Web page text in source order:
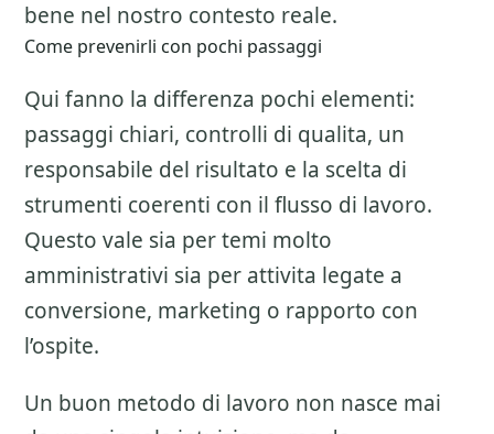
bene nel nostro contesto reale.
Come prevenirli con pochi passaggi
Qui fanno la differenza pochi elementi:
passaggi chiari, controlli di qualita, un
responsabile del risultato e la scelta di
strumenti coerenti con il flusso di lavoro.
Questo vale sia per temi molto
amministrativi sia per attivita legate a
conversione, marketing o rapporto con
l’ospite.
Un buon metodo di lavoro non nasce mai